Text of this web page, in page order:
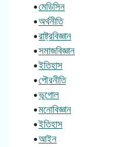
•মেডিসিন
•অর্থনীতি
•রাষ্ট্রবিজ্ঞান
•সমাজবিজ্ঞান
•ইতিহাস
•পৌরনীতি
•ভূগোল
•মনোবিজ্ঞান
•ইতিহাস
•আইন